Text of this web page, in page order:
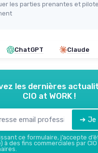
les parties prenantes et
ChatGPT Claude
les dernières
CIO at WORK !
➔ Je
ce formulaire, j’accepte
à des fins commerciales par CIO